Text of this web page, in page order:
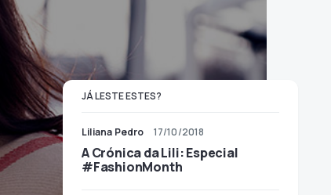
JÁ LESTE ESTES?
Liliana Pedro 17/10/2018
A Crónica da Lili: Especial
#FashionMonth